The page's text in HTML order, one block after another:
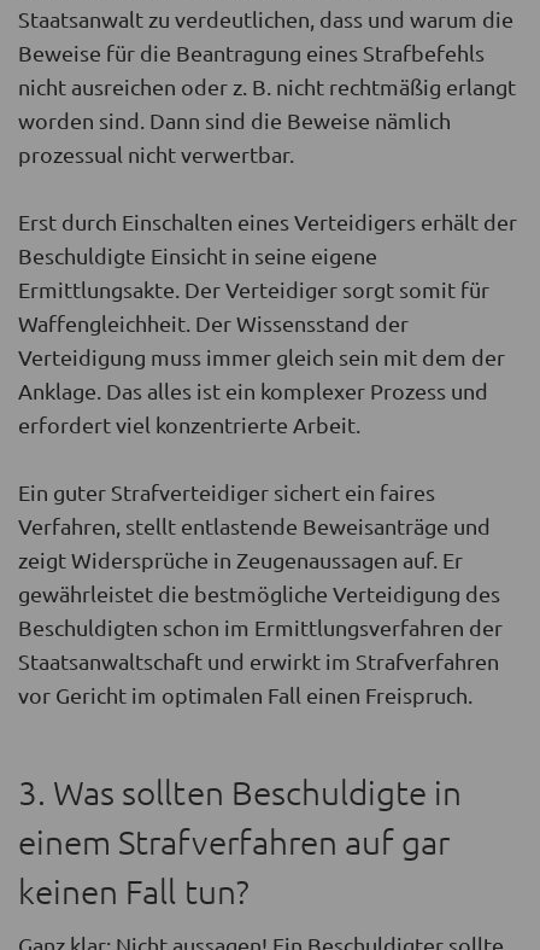
Staatsanwalt zu verdeutlichen, dass und warum die
Beweise für die Beantragung eines Strafbefehls
nicht ausreichen oder z. B. nicht rechtmäßig erlangt
worden sind. Dann sind die Beweise nämlich
prozessual nicht verwertbar.
Erst durch Einschalten eines Verteidigers erhält der
Beschuldigte Einsicht in seine eigene
Ermittlungsakte. Der Verteidiger sorgt somit für
Waffengleichheit. Der Wissensstand der
Verteidigung muss immer gleich sein mit dem der
Anklage. Das alles ist ein komplexer Prozess und
erfordert viel konzentrierte Arbeit.
Ein guter Strafverteidiger sichert ein faires
Verfahren, stellt entlastende Beweisanträge und
zeigt Widersprüche in Zeugenaussagen auf. Er
gewährleistet die bestmögliche Verteidigung des
Beschuldigten schon im Ermittlungsverfahren der
Staatsanwaltschaft und erwirkt im Strafverfahren
vor Gericht im optimalen Fall einen Freispruch.
3. Was sollten Beschuldigte in
einem Strafverfahren auf gar
keinen Fall tun?
Ganz klar: Nicht aussagen! Ein Beschuldigter sollte